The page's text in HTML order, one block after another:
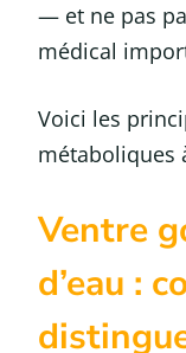
— et ne pas
médical
Voici les
métaboliques
Ventre
d’eau :